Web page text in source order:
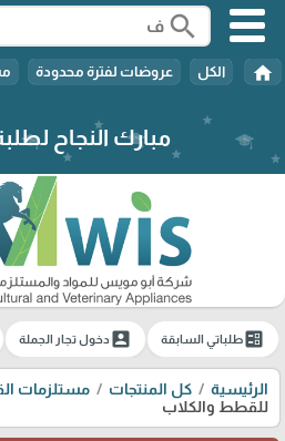
search
home الكل عروضات لفترة محدودة
مبارك النجاح
ballotطلباتي السابقة account_boxدخول تجار الجملة
الرئيسية كل المنتجات مستلزمات
للقطط والكلاب